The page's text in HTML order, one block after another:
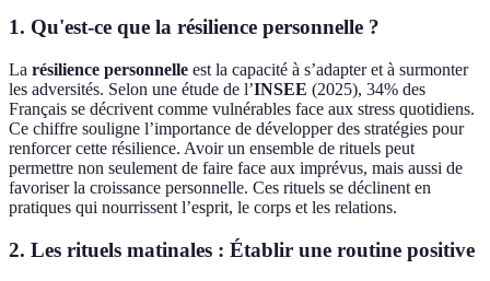
1. Qu'est-ce que la résilience personnelle ?
La résilience personnelle est la capacité à s’adapter et à surmonter
les adversités. Selon une étude de l’INSEE (2025), 34% des
Français se décrivent comme vulnérables face aux stress quotidiens.
Ce chiffre souligne l’importance de développer des stratégies pour
renforcer cette résilience. Avoir un ensemble de rituels peut
permettre non seulement de faire face aux imprévus, mais aussi de
favoriser la croissance personnelle. Ces rituels se déclinent en
pratiques qui nourrissent l’esprit, le corps et les relations.
2. Les rituels matinales : Établir une routine positive